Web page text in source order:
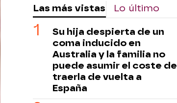
Las más vistas Lo último
Su hija despierta de un
coma inducido en
Australia y la familia no
puede asumir el coste de
traerla de vuelta a
España